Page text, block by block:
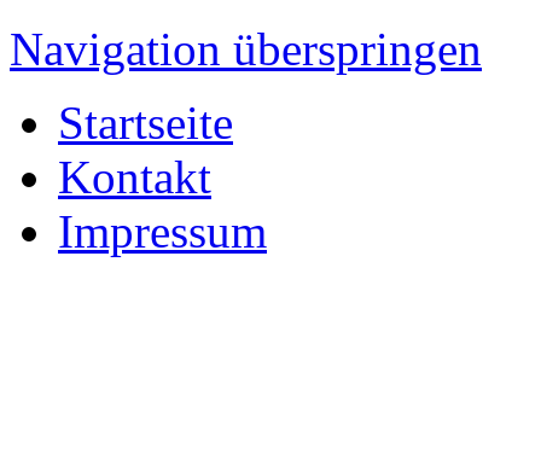
Navigation überspringen
Startseite
Kontakt
Impressum